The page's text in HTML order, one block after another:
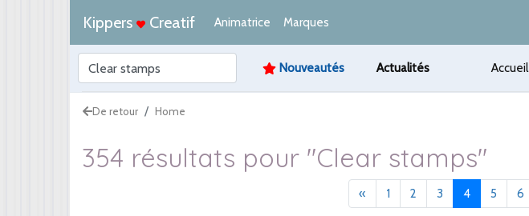
Kippers Creatif Animatrice Marques
Nouveautés Actualités Accueil
De retour Home
354 résultats pour "Clear stamps"
« Précédent
1 2 3 4(current)
5 6